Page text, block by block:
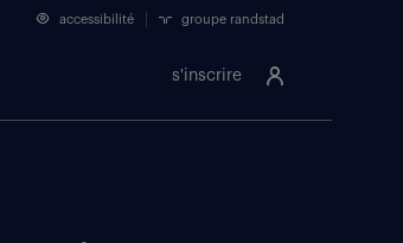
s'inscrire
accessibilité groupe randstad